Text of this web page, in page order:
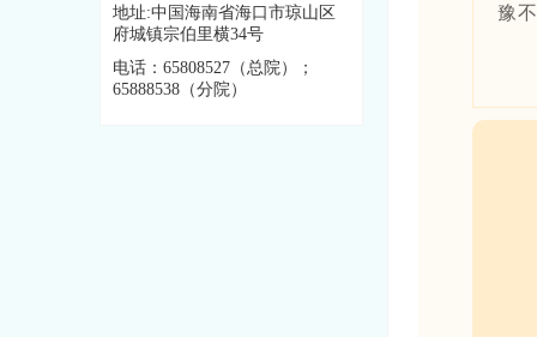
地址:中国海南省海口市琼山区
府城镇宗伯里横34号
电话：65808527（总院）；
65888538（分院）
豫